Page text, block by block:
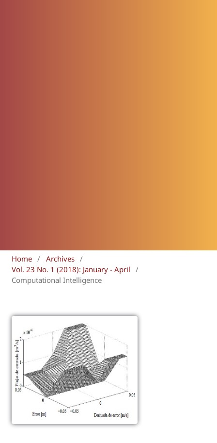
Home / Archives /
Vol. 23 No. 1 (2018): January - April
/
Computational Intelligence